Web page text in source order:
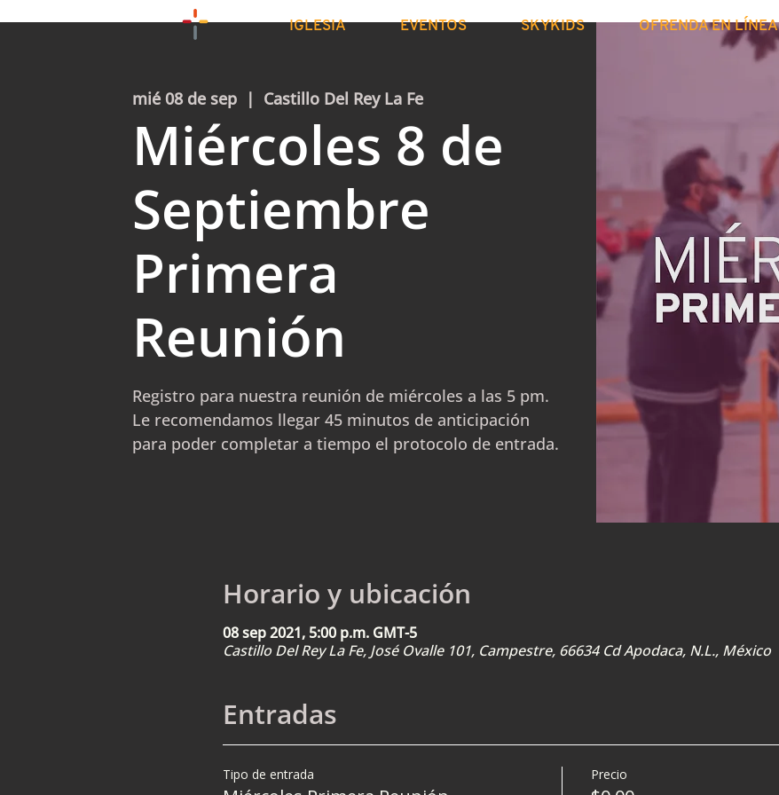
IGLESIA EVENTOS SKYKIDS OFRENDA EN LÍNEA
mié 08 de sep
  |
Castillo Del Rey La Fe
Miércoles 8 de
Septiembre
Primera
Reunión
Registro para nuestra reunión de miércoles a las 5 pm.
Le recomendamos llegar 45 minutos de anticipación
para poder completar a tiempo el protocolo de entrada.
Horario y ubicación
08 sep 2021, 5:00 p.m. GMT-5
Castillo Del Rey La Fe, José Ovalle 101, Campestre, 66634 Cd Apodaca, N.L., México
Entradas
Tipo de entrada Precio